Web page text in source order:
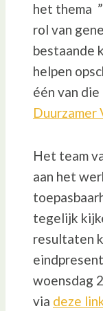
het thema
rol van
bestaande
helpen
één van
Duurzamer
Het team
aan het
tegelijk
resultaten
woensdag
via deze